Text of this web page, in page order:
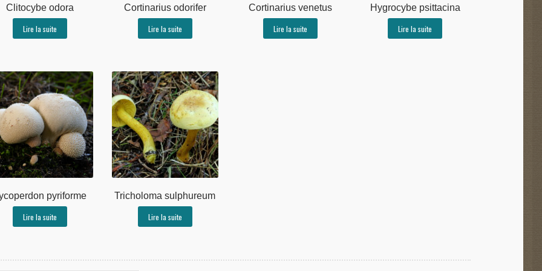
Clitocybe odora
Lire la suite
Cortinarius odorifer
Lire la suite
Cortinarius venetus
Lire la suite
Hygrocybe psittacina
Lire la suite
pyriforme
Lire la suite
Tricholoma sulphureum
Lire la suite